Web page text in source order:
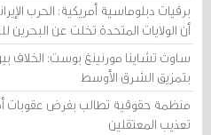
برقيات دبلوماسية أمريكية: الحرب
أن الولايات المتحدة تخلت عن البحرين
ساوث تشاينا مورنينغ بوست: الخلاف
بتمزيق الشرق الأوسط
منظمة حقوقية تطالب بفرض عقوبات
تعذيب المعتقلين